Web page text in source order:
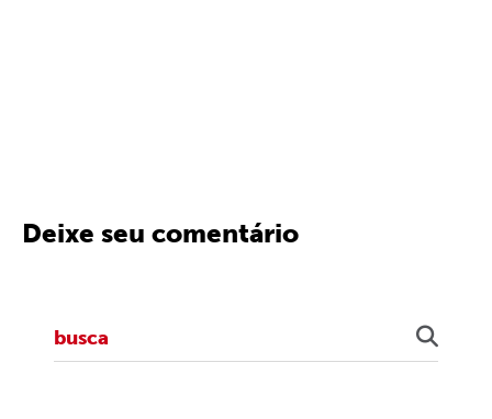
Deixe seu comentário